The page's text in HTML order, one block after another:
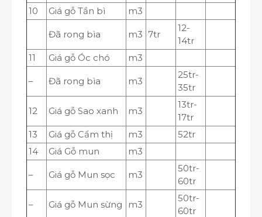
10
Giá gỗ Tần bì m3
Đã rong bìa m3 7tr
12-
14tr
11
Giá gỗ Óc chó m3
– Đã rong bìa m3
25tr-
35tr
12 Giá gỗ Sao xanh m3
13tr-
17tr
13
Giá gỗ Cẩm thị m3
52tr
14
Giá Gỗ mun m3
– Giá gỗ Mun sọc m3
50tr-
60tr
– Giá gỗ Mun sừng m3
50tr-
60tr